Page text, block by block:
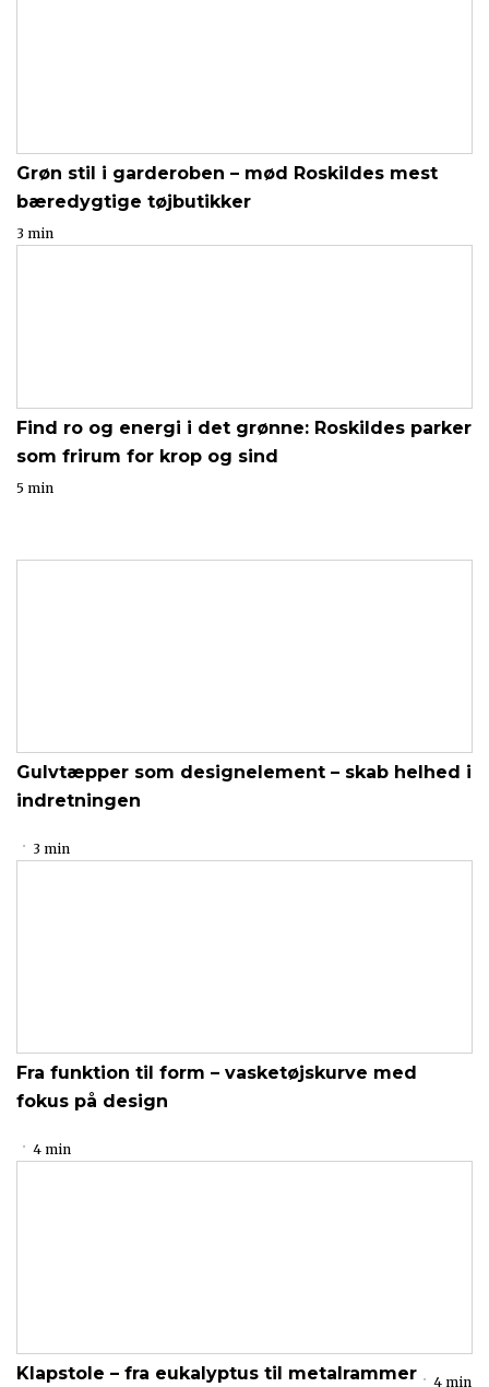
Grøn stil i garderoben – mød Roskildes mest
bæredygtige tøjbutikker
3 min
Find ro og energi i det grønne: Roskildes parker
som frirum for krop og sind
5 min
Gulvtæpper som designelement – skab helhed i
indretningen
3 min
Fra funktion til form – vasketøjskurve med
fokus på design
4 min
Klapstole – fra eukalyptus til metalrammer 4 min